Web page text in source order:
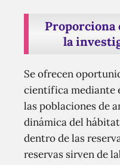
Proporciona
la
Se ofrecen
científica mediante
las poblaciones de
dinámica del
dentro de las
reservas sirven de